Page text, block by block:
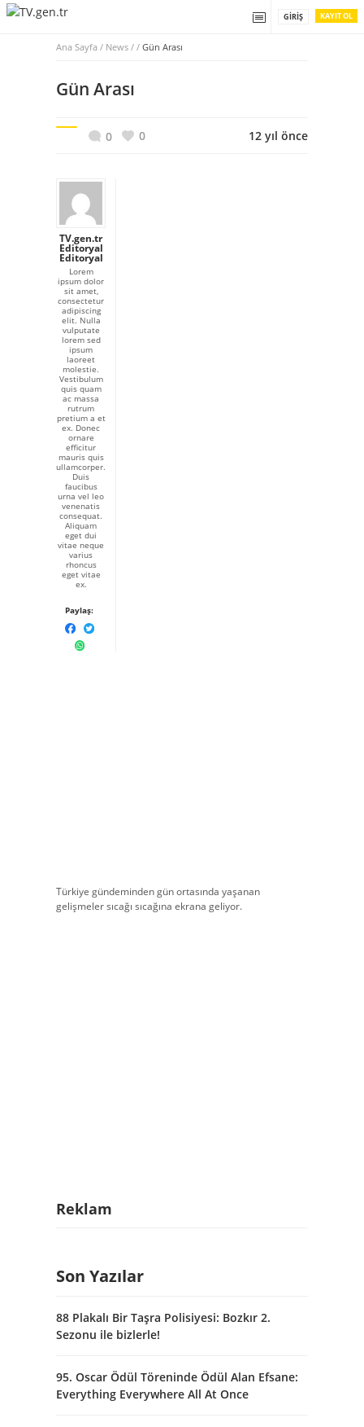
KAYIT OL
GIRIŞ
Ana Sayfa / News / / Gün Arası
Gün Arası
0 0 12 yıl önce
TV.gen.tr
Editoryal
Editoryal
Lorem
ipsum dolor
sit amet,
consectetur
adipiscing
elit. Nulla
vulputate
lorem sed
ipsum
laoreet
molestie.
Vestibulum
quis quam
ac massa
rutrum
pretium a et
ex. Donec
ornare
efficitur
mauris quis
ullamcorper.
Duis
faucibus
urna vel leo
venenatis
consequat.
Aliquam
eget dui
vitae neque
varius
rhoncus
eget vitae
ex.
Paylaş:
Türkiye gündeminden gün ortasında yaşanan
gelişmeler sıcağı sıcağına ekrana geliyor.
Reklam
Son Yazılar
88 Plakalı Bir Taşra Polisiyesi: Bozkır 2.
Sezonu ile bizlerle!
95. Oscar Ödül Töreninde Ödül Alan Efsane:
Everything Everywhere All At Once